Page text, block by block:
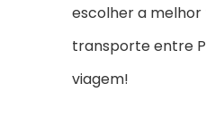
escolher a
transporte entre
viagem!